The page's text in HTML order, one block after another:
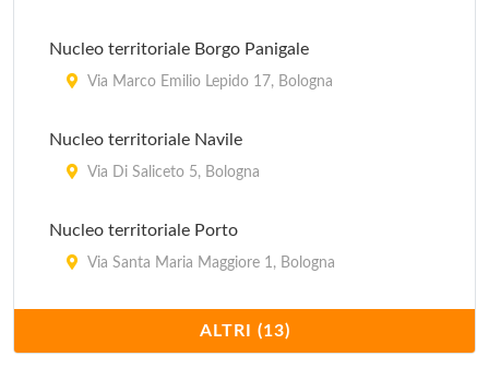
Nucleo territoriale Borgo Panigale
Via Marco Emilio Lepido 17, Bologna
Nucleo territoriale Navile
Via Di Saliceto 5, Bologna
Nucleo territoriale Porto
Via Santa Maria Maggiore 1, Bologna
Nucleo territoriale San Donato
Via dell'Artigiano 10, Bologna
ALTRI (13)